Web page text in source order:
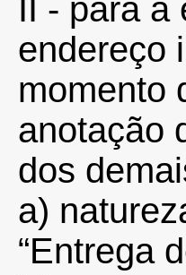
II - para a
endereço
momento
anotação
dos
a)
“Entrega